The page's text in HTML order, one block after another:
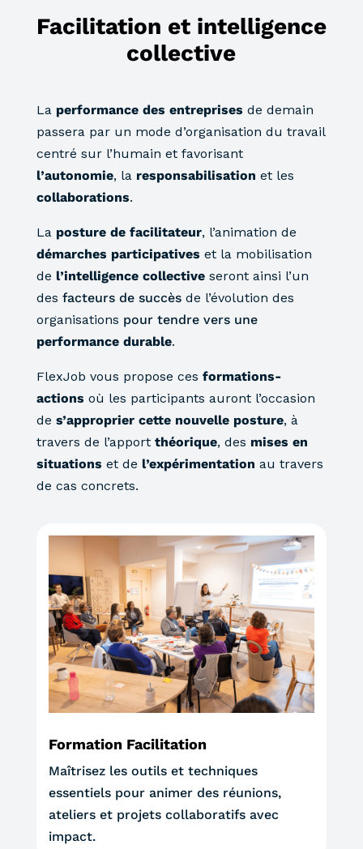
Facilitation et intelligence
collective
La performance des entreprises de demain
passera par un mode d’organisation du travail
centré sur l’humain et favorisant
l’autonomie, la responsabilisation et les
collaborations.
La posture de facilitateur, l’animation de
démarches participatives et la mobilisation
de l’intelligence collective seront ainsi l’un
des facteurs de succès de l’évolution des
organisations pour tendre vers une
performance durable.
FlexJob vous propose ces formations-
actions où les participants auront l’occasion
de s’approprier cette nouvelle posture, à
travers de l’apport théorique, des mises en
situations et de l’expérimentation au travers
de cas concrets.
Formation Facilitation
Maîtrisez les outils et techniques
essentiels pour animer des réunions,
ateliers et projets collaboratifs avec
impact.